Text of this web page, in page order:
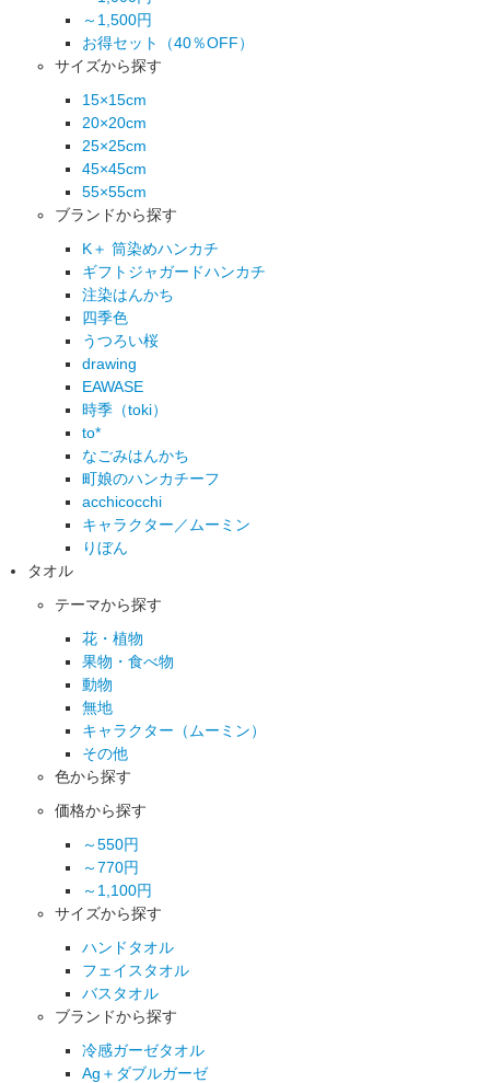
～1,500円
お得セット（40％OFF）
サイズから探す
15×15cm
20×20cm
25×25cm
45×45cm
55×55cm
ブランドから探す
K＋ 筒染めハンカチ
ギフトジャガードハンカチ
注染はんかち
四季色
うつろい桜
drawing
EAWASE
時季（toki）
to*
なごみはんかち
町娘のハンカチーフ
acchicocchi
キャラクター／ムーミン
りぼん
タオル
テーマから探す
花・植物
果物・食べ物
動物
無地
キャラクター（ムーミン）
その他
色から探す
価格から探す
～550円
～770円
～1,100円
サイズから探す
ハンドタオル
フェイスタオル
バスタオル
ブランドから探す
冷感ガーゼタオル
Ag＋ダブルガーゼ